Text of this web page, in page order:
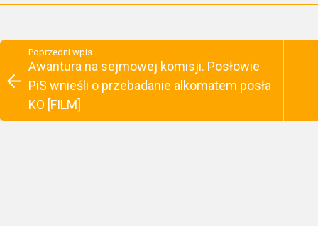
Poprzedni wpis
Awantura na sejmowej komisji. Posłowie
PiS wnieśli o przebadanie alkomatem posła
KO [FILM]